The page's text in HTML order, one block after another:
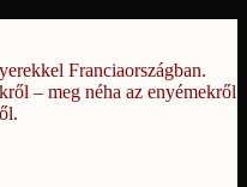
Franciaországban.
– meg néha az enyémekről